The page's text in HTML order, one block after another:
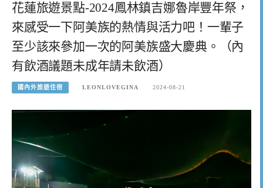
花蓮旅遊景點-2024鳳林鎮吉娜魯岸豐年祭，
來感受一下阿美族的熱情與活力吧！一輩子
至少該來參加一次的阿美族盛大慶典。（內
有飲酒議題未成年請未飲酒）
國內外旅遊住宿 LEONLOVEGINA 2024-08-21